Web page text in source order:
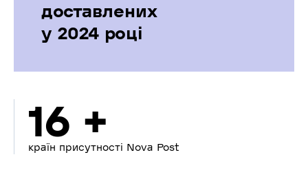
доставлених
у 2024 році
16 +
країн присутності Nova Post